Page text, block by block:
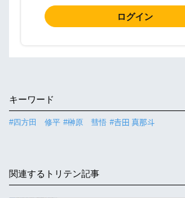
ログイン
キーワード
#四方田 修平 #榊原 彗悟 #𠮷田 真那斗
関連するトリテン記事